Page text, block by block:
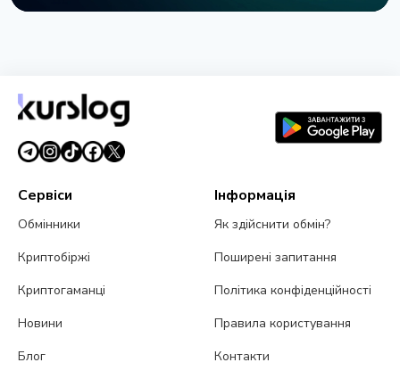
3 серпня 2026 р.4 хв читання
Сервіси
Обмінники
Криптобіржі
Криптогаманці
Новини
Блог
Інформація
Як здійснити обмін?
Поширені запитання
Політика конфіденційності
Правила користування
Контакти